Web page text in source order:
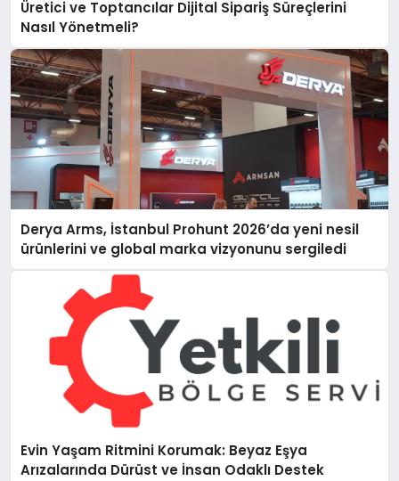
Üretici ve Toptancılar Dijital Sipariş Süreçlerini
Nasıl Yönetmeli?
Derya Arms, İstanbul Prohunt 2026’da yeni nesil
ürünlerini ve global marka vizyonunu sergiledi
Evin Yaşam Ritmini Korumak: Beyaz Eşya
Arızalarında Dürüst ve İnsan Odaklı Destek